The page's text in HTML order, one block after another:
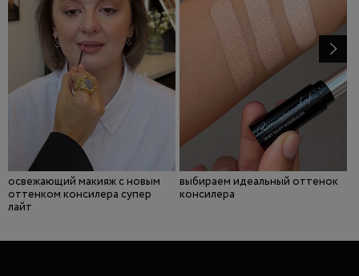
освежающий макияж с новым
оттенком консилера супер
лайт
выбираем идеальный оттенок
консилера